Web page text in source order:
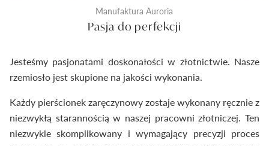
Manufaktura Auroria
Pasja do perfekcji
Jesteśmy pasjonatami doskonałości w złotnictwie. Nasze
rzemiosło jest skupione na jakości wykonania.
Każdy pierścionek zaręczynowy zostaje wykonany ręcznie z
niezwykłą starannością w naszej pracowni złotniczej. Ten
niezwykle skomplikowany i wymagający precyzji proces